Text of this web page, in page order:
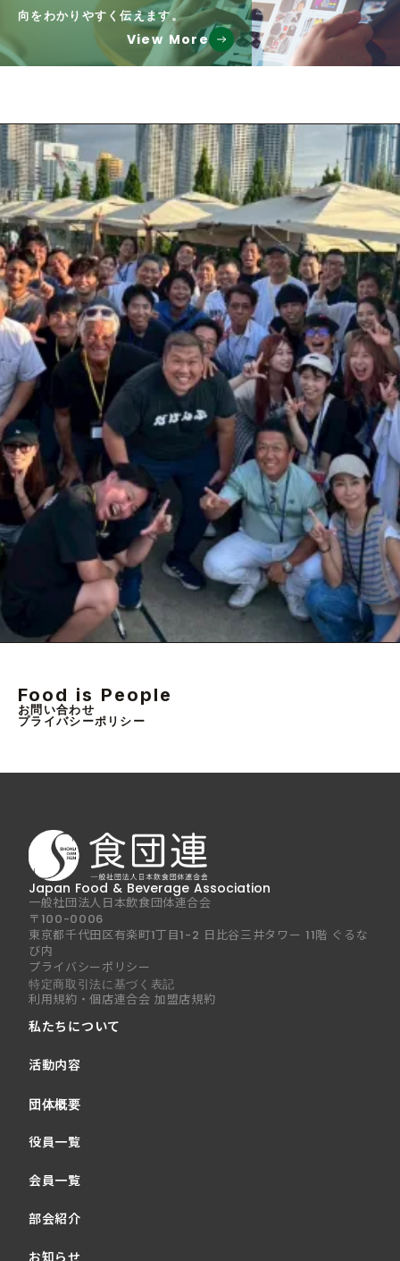
向をわかりやすく伝えます。
View More
Food is People
お問い合わせ
プライバシーポリシー
Japan Food & Beverage Association
一般社団法人日本飲食団体連合会
〒100-0006
東京都千代田区有楽町1丁目1-2 日比谷三井タワー 11階 ぐるな
び内
プライバシーポリシー
特定商取引法に基づく表記
利用規約・個店連合会 加盟店規約
私たちについて
活動内容
団体概要
役員一覧
会員一覧
部会紹介
お知らせ